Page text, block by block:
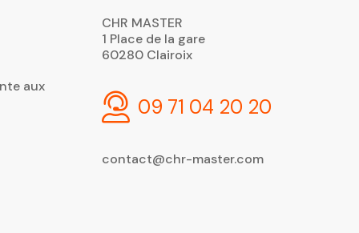
aux
CHR MASTER
1 Place de la gare
60280 Clairoix
09 71 04 20 20
contact@chr-master.com